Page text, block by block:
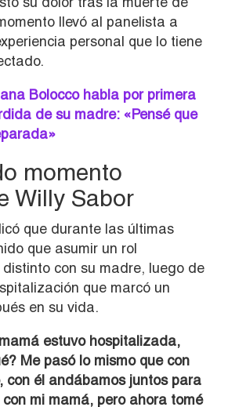
llevó al panelista a
personal que lo tiene
Bolocco habla por primera
de su madre: «Pensé que
momento
Willy Sabor
que durante las últimas
que asumir un rol
con su madre, luego de
que marcó un
en su vida.
estuvo hospitalizada,
Me pasó lo mismo que con
con él andábamos juntos para
mi mamá, pero ahora tomé